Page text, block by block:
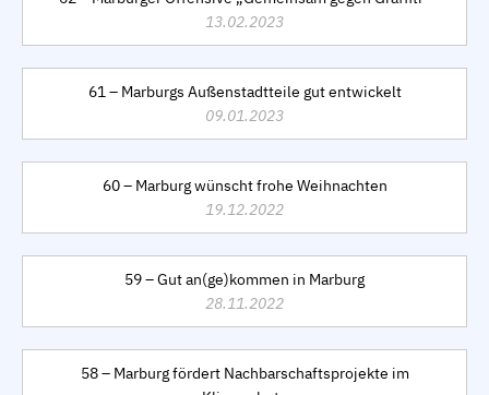
13.02.2023
61 – Marburgs Außenstadtteile gut entwickelt
09.01.2023
60 – Marburg wünscht frohe Weihnachten
19.12.2022
59 – Gut an(ge)kommen in Marburg
28.11.2022
58 – Marburg fördert Nachbarschaftsprojekte im